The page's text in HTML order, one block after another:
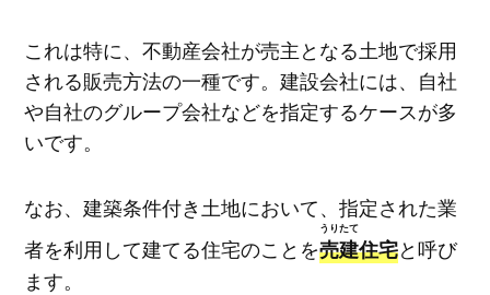
これは特に、不動産会社が売主となる土地で採用
される販売方法の一種です。建設会社には、自社
や自社のグループ会社などを指定するケースが多
いです。
なお、建築条件付き土地において、指定された業
者を利用して建てる住宅のことを売建
うりたて
住宅と呼び
ます。